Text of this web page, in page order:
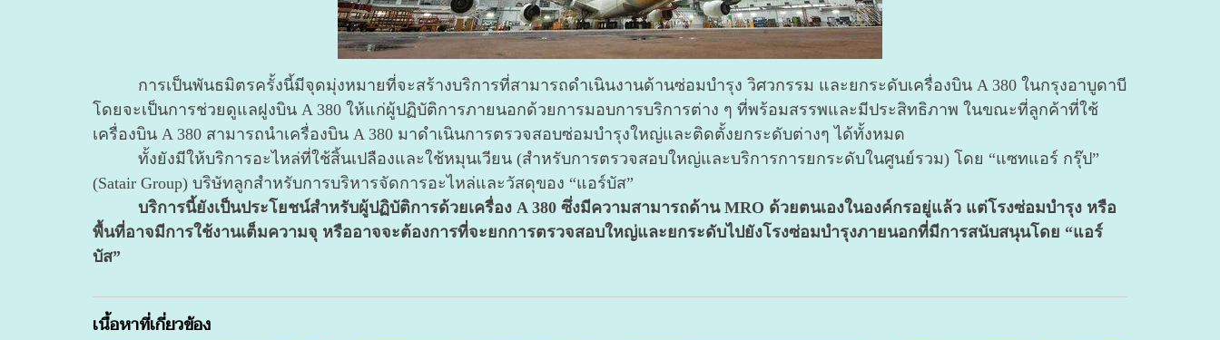
การเป็นพันธมิตรครั้งนี้มีจุดมุ่งหมายที่จะสร้างบริการที่สามารถดำเนินงานด้านซ่อมบำรุง วิศวกรรม และยกระดับเครื่องบิน A 380 ในกรุงอาบูดาบี
โดยจะเป็นการช่วยดูแลฝูงบิน A 380 ให้แก่ผู้ปฏิบัติการภายนอกด้วยการมอบการบริการต่าง ๆ ที่พร้อมสรรพและมีประสิทธิภาพ ในขณะที่ลูกค้าที่ใช้
เครื่องบิน A 380 สามารถนำเครื่องบิน A 380 มาดำเนินการตรวจสอบซ่อมบำรุงใหญ่และติดตั้งยกระดับต่างๆ ได้ทั้งหมด
ทั้งยังมีให้บริการอะไหล่ที่ใช้สิ้นเปลืองและใช้หมุนเวียน (สำหรับการตรวจสอบใหญ่และบริการการยกระดับในศูนย์รวม) โดย “แซทแอร์ กรุ๊ป”
(Satair Group) บริษัทลูกสำหรับการบริหารจัดการอะไหล่และวัสดุของ “แอร์บัส”
บริการนี้ยังเป็นประโยชน์สำหรับผู้ปฏิบัติการด้วยเครื่อง A 380 ซึ่งมีความสามารถด้าน MRO ด้วยตนเองในองค์กรอยู่แล้ว แต่โรงซ่อมบำรุง หรือ
พื้นที่อาจมีการใช้งานเต็มความจุ หรืออาจจะต้องการที่จะยกการตรวจสอบใหญ่และยกระดับไปยังโรงซ่อมบำรุงภายนอกที่มีการสนับสนุนโดย “แอร์
บัส”
เนื้อหาที่เกี่ยวข้อง